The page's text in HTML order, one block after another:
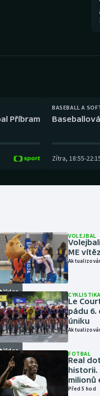
Příbram
BASEBALL A
Zítra, 18:55-
Video
VOLEJBAL
ME
Video
CYKLISTIKA
Le
pádu 6.
úniku
FOTBAL
Real
historii.
milionů
Před 5 hod